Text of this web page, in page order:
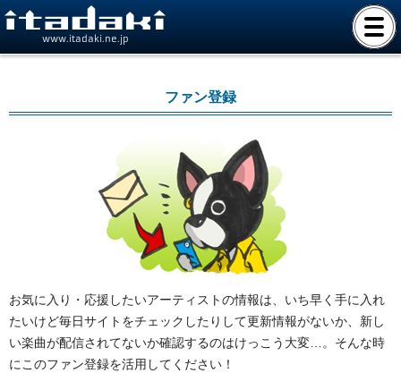
www.itadaki.ne.jp
ファン登録
お気に入り・応援したいアーティストの情報は、いち早く手に入れ
たいけど毎日サイトをチェックしたりして更新情報がないか、新し
い楽曲が配信されてないか確認するのはけっこう大変…。そんな時
にこのファン登録を活用してください！